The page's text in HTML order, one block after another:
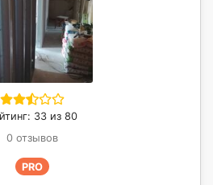
33 из 80
0 отзывов
PRO